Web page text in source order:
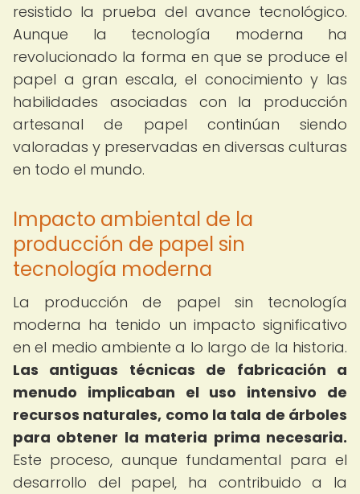
resistido la prueba del avance tecnológico.
Aunque la tecnología moderna ha
revolucionado la forma en que se produce el
papel a gran escala, el conocimiento y las
habilidades asociadas con la producción
artesanal de papel continúan siendo
valoradas y preservadas en diversas culturas
en todo el mundo.
Impacto ambiental de la
producción de papel sin
tecnología moderna
La producción de papel sin tecnología
moderna ha tenido un impacto significativo
en el medio ambiente a lo largo de la historia.
Las antiguas técnicas de fabricación a
menudo implicaban el uso intensivo de
recursos naturales, como la tala de árboles
para obtener la materia prima necesaria.
Este proceso, aunque fundamental para el
desarrollo del papel, ha contribuido a la